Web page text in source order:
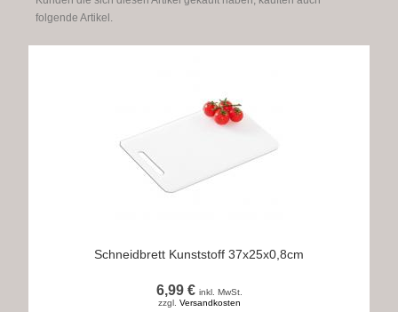
folgende Artikel.
Schneidbrett Kunststoff 37x25x0,8cm
6,99 € inkl. MwSt.
zzgl. Versandkosten